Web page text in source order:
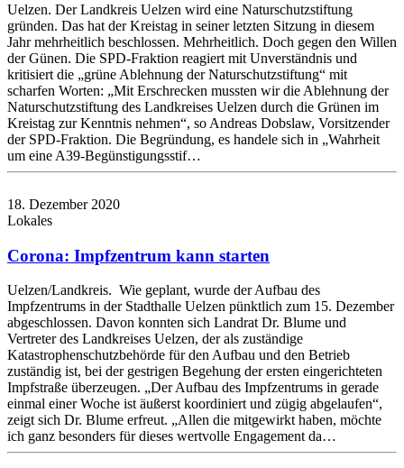
Uelzen. Der Landkreis Uelzen wird eine Naturschutzstiftung
gründen. Das hat der Kreistag in seiner letzten Sitzung in diesem
Jahr mehrheitlich beschlossen. Mehrheitlich. Doch gegen den Willen
der Günen. Die SPD-Fraktion reagiert mit Unverständnis und
kritisiert die „grüne Ablehnung der Naturschutzstiftung“ mit
scharfen Worten: „Mit Erschrecken mussten wir die Ablehnung der
Naturschutzstiftung des Landkreises Uelzen durch die Grünen im
Kreistag zur Kenntnis nehmen“, so Andreas Dobslaw, Vorsitzender
der SPD-Fraktion. Die Begründung, es handele sich in „Wahrheit
um eine A39-Begünstigungsstif…
18. Dezember 2020
Lokales
Corona: Impfzentrum kann starten
Uelzen/Landkreis. Wie geplant, wurde der Aufbau des
Impfzentrums in der Stadthalle Uelzen pünktlich zum 15. Dezember
abgeschlossen. Davon konnten sich Landrat Dr. Blume und
Vertreter des Landkreises Uelzen, der als zuständige
Katastrophenschutzbehörde für den Aufbau und den Betrieb
zuständig ist, bei der gestrigen Begehung der ersten eingerichteten
Impfstraße überzeugen. „Der Aufbau des Impfzentrums in gerade
einmal einer Woche ist äußerst koordiniert und zügig abgelaufen“,
zeigt sich Dr. Blume erfreut. „Allen die mitgewirkt haben, möchte
ich ganz besonders für dieses wertvolle Engagement da…